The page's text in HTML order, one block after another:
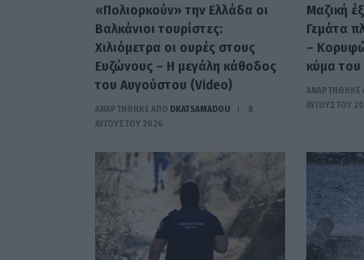
«Πολιορκούν» την Ελλάδα οι
Βαλκάνιοι τουρίστες:
Χιλιόμετρα οι ουρές στους
Ευζώνους – Η μεγάλη κάθοδος
του Αυγούστου (Video)
ΑΝΑΡΤΗΘΗΚΕ ΑΠΟ DKATSAMADOU
8
ΑΥΓΟΎΣΤΟΥ 2026
Μαζική
Γεμάτα
–
κύμα
ΑΝΑΡΤΗΘΗΚΕ
ΑΥΓΟΎΣΤΟΥ